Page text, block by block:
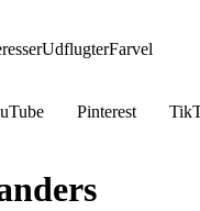
UdflugterFarvel
Pinterest